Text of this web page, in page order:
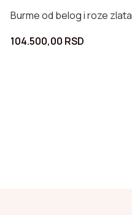
Burme od belog i roze zlata
104.500,00 RSD